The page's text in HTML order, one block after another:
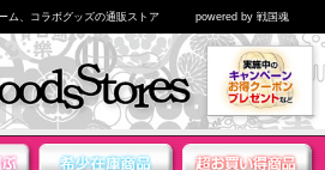
ム、コラボグッズの通販ストア powered by 戦国魂